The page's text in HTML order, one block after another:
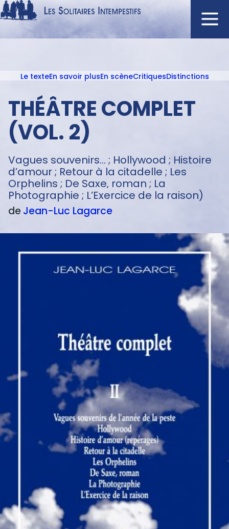
Aller
au
principal
Navigation
ACCUEIL
NOUVEAUTÉS
AUTEURS
À L'AFFICHE
DISTINCTIONS
CRITIQUES
PODCASTS
texte
Le texteEn savoir plusEn scèneCritiquesDistinctions
THÉÂTRE COMPLET
(VOL. 2)
Vagues souvenirs... ; Hollywood ; Histoire
d’amour ; Retour à la citadelle ; Les
Orphelins ; De Saxe‚ roman ; La
Photographie ; L’Exercice de la raison)
deJean-Luc Lagarce